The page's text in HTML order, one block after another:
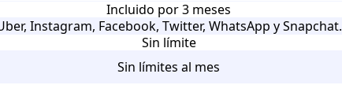
Incluido por 3 meses
Instagram, Facebook, Twitter, WhatsApp y Snapchat.
Sin límite
Sin límites al mes